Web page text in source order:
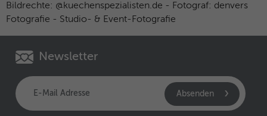
Bildrechte: @kuechenspezialisten.de - Fotograf: denvers
Fotografie - Studio- & Event-Fotografie
Newsletter
Absenden